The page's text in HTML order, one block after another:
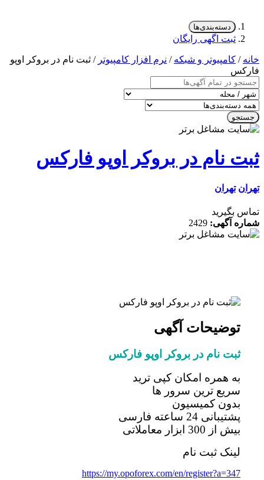
دسته‌بندی‌ها
ثبت اگهی رایگان
/کامپیوتر و شبکه /نرم افزار کامپیوتر/ ثبت نام در بروکر اوپو
نام در بروکر اوپو فارکس
تهران
بگیرید
آگهی:2429
توضیحات آگهی
ثبت نام در بروکر اوپو فارکس
به همره امکان کپی ترید
سریع ترین سرور ها
بدون کمیسیون
پشتیبانی 24 ساعته فارسی
بیش از 300 ابزار معاملاتی
لینک ثبت نام
https://my.opoforex.com/en/register?a=347